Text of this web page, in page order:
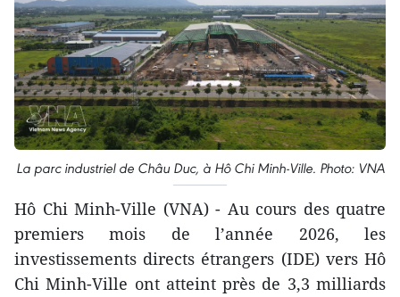
La parc industriel de Châu Duc, à Hô Chi Minh-Ville. Photo: VNA
Hô Chi Minh-Ville (VNA) - Au cours des quatre
premiers mois de l’année 2026, les
investissements directs étrangers (IDE) vers Hô
Chi Minh-Ville ont atteint près de 3,3 milliards